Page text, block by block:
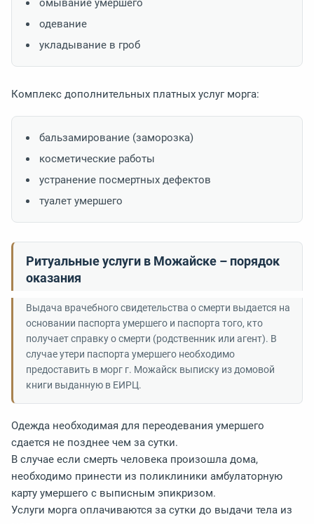
омывание умершего
одевание
укладывание в гроб
Комплекс дополнительных платных услуг морга:
бальзамирование (заморозка)
косметические работы
устранение посмертных дефектов
туалет умершего
Ритуальные услуги в Можайске – порядок
оказания
Выдача врачебного свидетельства о смерти выдается на
основании паспорта умершего и паспорта того, кто
получает справку о смерти (родственник или агент). В
случае утери паспорта умершего необходимо
предоставить в морг г. Можайск выписку из домовой
книги выданную в ЕИРЦ.
Одежда необходимая для переодевания умершего
сдается не позднее чем за сутки.
В случае если смерть человека произошла дома,
необходимо принести из поликлиники амбулаторную
карту умершего с выписным эпикризом.
Услуги морга оплачиваются за сутки до выдачи тела из